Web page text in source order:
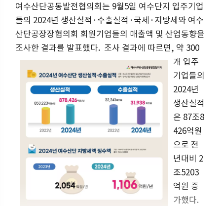
여수산단공동발전협의회는 9월5일 여수단지 입주기업
들의 2024년 생산실적·수출실적·국세·지방세와 여수
산단공장장협의회 회원기업들의 매출액 및 산업동향을
조사한 결과를 발표했다. 조사 결과에 따르면, 약 300
개 입주
기업들의
2024년
생산실적
은 87조8
426억원
으로 전
년대비 2
조5203
억원 증
가했다.